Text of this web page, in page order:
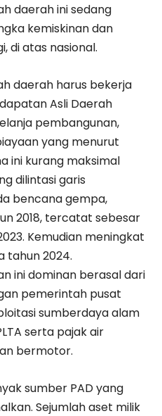
daerah ini sedang
kemiskinan dan
di atas nasional.
daerah harus bekerja
Asli Daerah
pembangunan,
yang menurut
ini kurang maksimal
dilintasi garis
bencana gempa,
2018, tercatat sebesar
Kemudian meningkat
tahun 2024.
ini dominan berasal dari
pemerintah pusat
sumberdaya alam
serta pajak air
bermotor.
sumber PAD yang
Sejumlah aset milik